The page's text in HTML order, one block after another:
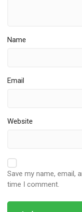
Name
Email
Website
Save my name, email,
time I comment.